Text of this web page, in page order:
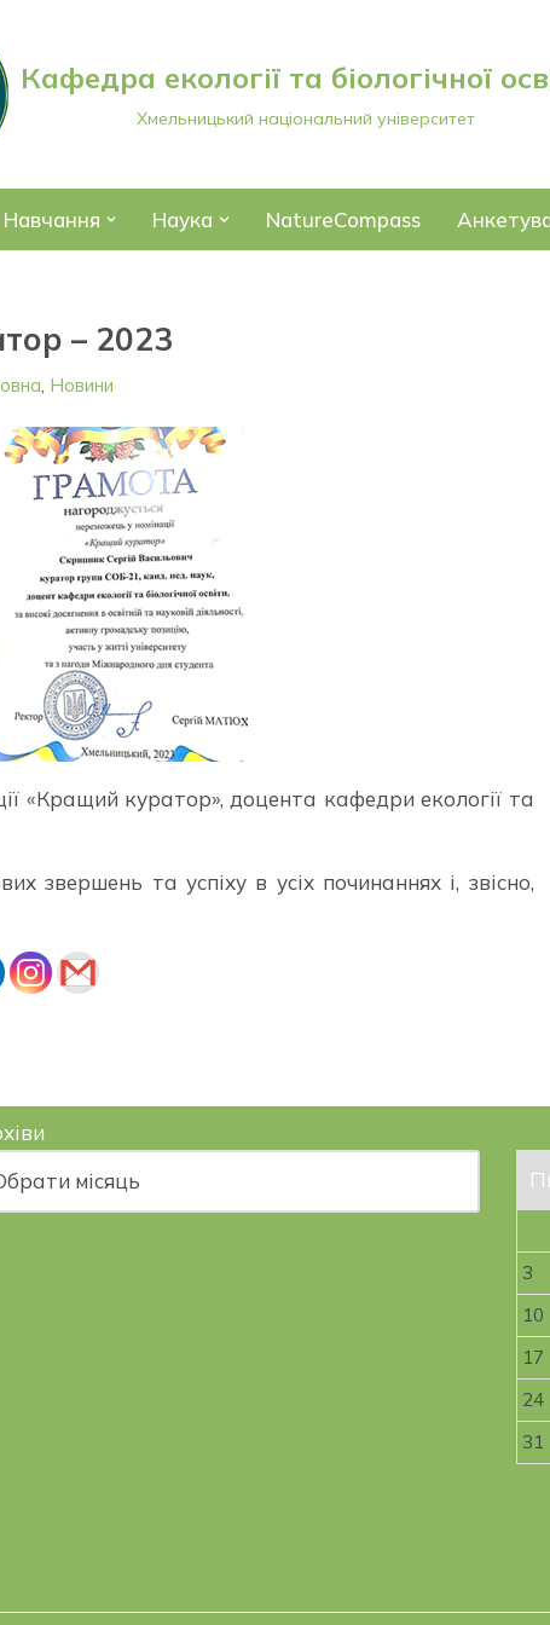
Кафедра екології та біологічної
Хмельницький національний університет
Навчання Наука NatureCompass
– 2023
, Новини
«Кращий куратор», доцента кафедри екології та
звершень та успіху в усіх починаннях і, звісно,
3
10
17
24
31